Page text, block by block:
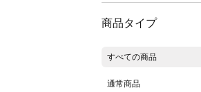
商品タイプ
すべての商品
通常商品